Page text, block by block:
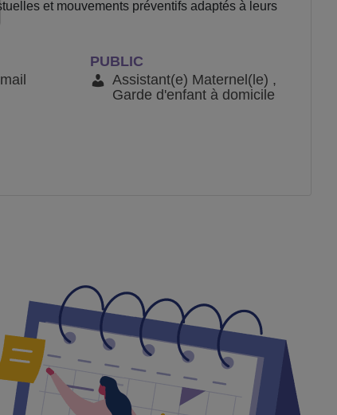
et mouvements préventifs adaptés à leurs
PUBLIC
Assistant(e) Maternel(le) ,
Garde d'enfant à domicile